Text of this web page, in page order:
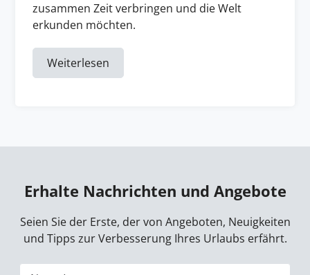
zusammen Zeit verbringen und die Welt
erkunden möchten.
Weiterlesen
Erhalte Nachrichten und Angebote
Seien Sie der Erste, der von Angeboten, Neuigkeiten
und Tipps zur Verbesserung Ihres Urlaubs erfährt.